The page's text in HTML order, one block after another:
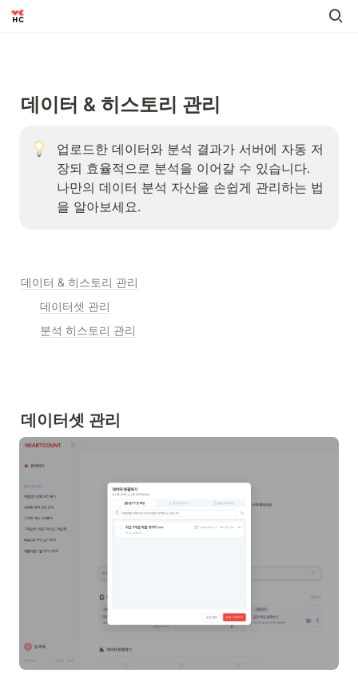
데이터 & 히스토리 관리
업로드한 데이터와 분석 결과가 서버에 자동 저
장되 효율적으로 분석을 이어갈 수 있습니다.
나만의 데이터 분석 자산을 손쉽게 관리하는 법
을 알아보세요.
데이터 & 히스토리 관리
데이터셋 관리
분석 히스토리 관리
데이터셋 관리